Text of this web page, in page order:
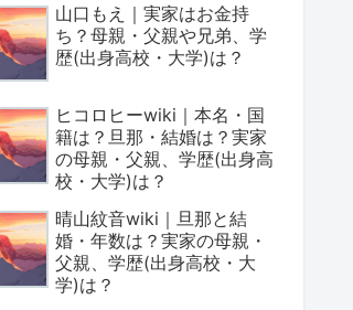
山口もえ｜実家はお金持
ち？母親・父親や兄弟、学
歴(出身高校・大学)は？
ヒコロヒーwiki｜本名・国
籍は？旦那・結婚は？実家
の母親・父親、学歴(出身高
校・大学)は？
晴山紋音wiki｜旦那と結
婚・年数は？実家の母親・
父親、学歴(出身高校・大
学)は？